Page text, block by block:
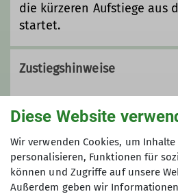
die kürzeren Aufstiege aus
startet.
Zustiegshinweise
auf:https://
uns/
Verantwortliche Person(en)
Diese Website
Wir verwenden Cookies, um
personalisieren, Funktionen für
können und Zugriffe auf unsere
Außerdem geben wir